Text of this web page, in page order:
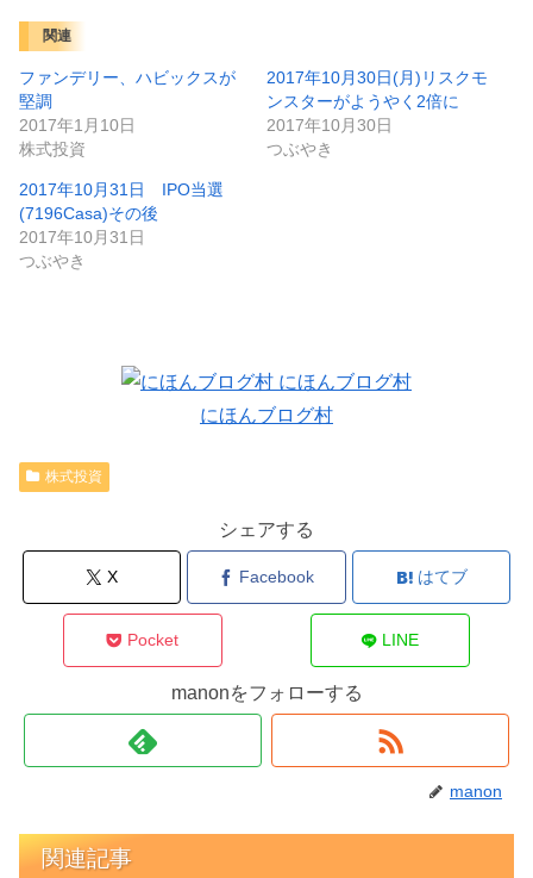
関連
ファンデリー、ハビックスが
堅調
2017年1月10日
株式投資
2017年10月30日(月)リスクモ
ンスターがようやく2倍に
2017年10月30日
つぶやき
2017年10月31日 IPO当選
(7196Casa)その後
2017年10月31日
つぶやき
にほんブログ村
株式投資
シェアする
X Facebook はてブ
Pocket LINE
manonをフォローする
manon
関連記事